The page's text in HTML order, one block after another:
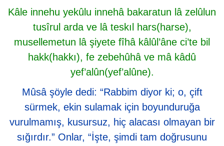
Kâle innehu yekûlu innehâ bakaratun lâ zelûlun
tusîrul arda ve lâ teskıl hars(harse),
musellemetun lâ şiyete fîhâ kâlûl’âne ci’te bil
hakk(hakkı), fe zebehûhâ ve mâ kâdû
yef’alûn(yef’alûne).
Mûsâ şöyle dedi: “Rabbim diyor ki; o, çift
sürmek, ekin sulamak için boyunduruğa
vurulmamış, kusursuz, hiç alacası olmayan bir
sığırdır.” Onlar, “İşte, şimdi tam doğrusunu